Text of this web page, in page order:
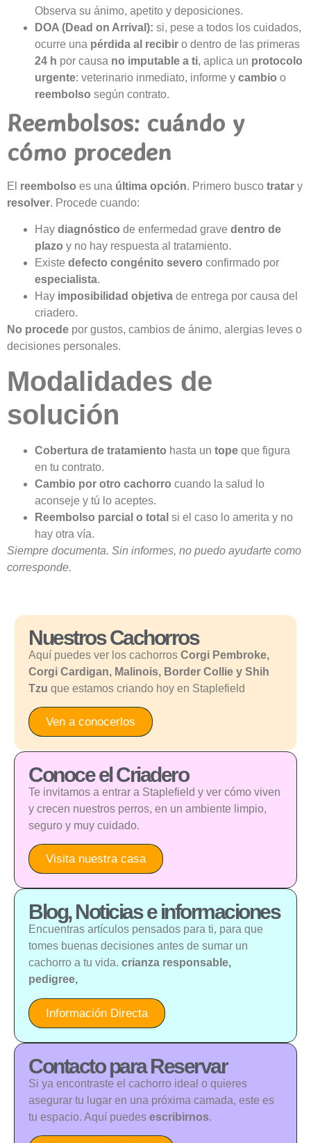
Observa su ánimo, apetito y deposiciones.
DOA (Dead on Arrival): si, pese a todos los cuidados,
ocurre una pérdida al recibir o dentro de las primeras
24 h por causa no imputable a ti, aplica un protocolo
urgente: veterinario inmediato, informe y cambio o
reembolso según contrato.
Reembolsos: cuándo y
cómo proceden
El reembolso es una última opción. Primero busco tratar y
resolver. Procede cuando:
Hay diagnóstico de enfermedad grave dentro de
plazo y no hay respuesta al tratamiento.
Existe defecto congénito severo confirmado por
especialista.
Hay imposibilidad objetiva de entrega por causa del
criadero.
No procede por gustos, cambios de ánimo, alergias leves o
decisiones personales.
Modalidades de
solución
Cobertura de tratamiento hasta un tope que figura
en tu contrato.
Cambio por otro cachorro cuando la salud lo
aconseje y tú lo aceptes.
Reembolso parcial o total si el caso lo amerita y no
hay otra vía.
Siempre documenta. Sin informes, no puedo ayudarte como
corresponde.
Nuestros Cachorros
Aquí puedes ver los cachorros Corgi Pembroke,
Corgi Cardigan, Malinois, Border Collie y Shih
Tzu que estamos criando hoy en Staplefield
Ven a conocerlos
Conoce el Criadero
Te invitamos a entrar a Staplefield y ver cómo viven
y crecen nuestros perros, en un ambiente limpio,
seguro y muy cuidado.
Visita nuestra casa
Blog, Noticias e informaciones
Encuentras artículos pensados para ti, para que
tomes buenas decisiones antes de sumar un
cachorro a tu vida. crianza responsable,
pedigree,
Información Directa
Contacto para Reservar
Si ya encontraste el cachorro ideal o quieres
asegurar tu lugar en una próxima camada, este es
tu espacio. Aquí puedes escribirnos.